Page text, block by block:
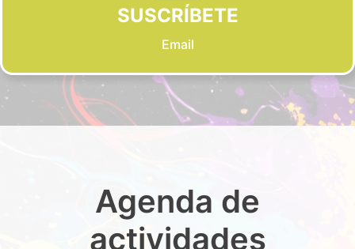
SUSCRÍBETE
Email
Agenda de
actividades